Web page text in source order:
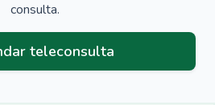
consulta.
teleconsulta